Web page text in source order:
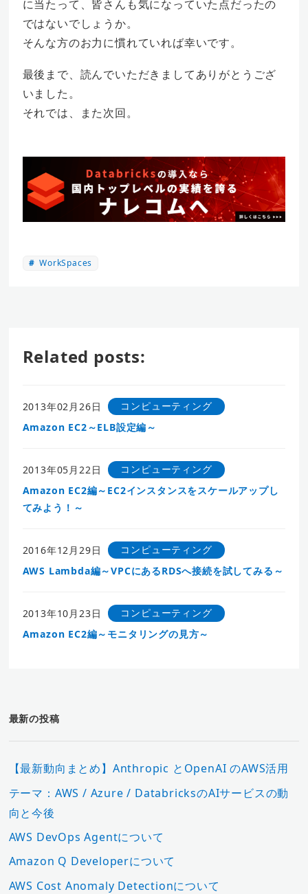
に当たって、皆さんも気になっていた点だったの
ではないでしょうか。
そんな方のお力に慣れていれば幸いです。
最後まで、読んでいただきましてありがとうござ
いました。
それでは、また次回。
WorkSpaces
Related posts:
2013年02月26日
コンピューティング
Amazon EC2～ELB設定編～
2013年05月22日
コンピューティング
Amazon EC2編～EC2インスタンスをスケールアップし
てみよう！～
2016年12月29日
コンピューティング
AWS Lambda編～VPCにあるRDSへ接続を試してみる～
2013年10月23日
コンピューティング
Amazon EC2編～モニタリングの見方～
最新の投稿
【最新動向まとめ】Anthropic とOpenAI のAWS活用
テーマ：AWS / Azure / DatabricksのAIサービスの動
向と今後
AWS DevOps Agentについて
Amazon Q Developerについて
AWS Cost Anomaly Detectionについて